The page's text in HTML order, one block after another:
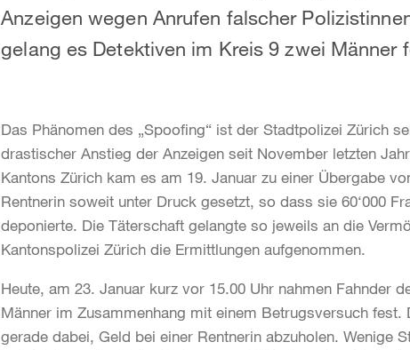
Anzeigen wegen Anrufen falscher
gelang es Detektiven im Kreis 9 zwei Männer
Das Phänomen des „Spoofing“ ist der Stadtpolizei Zürich
drastischer Anstieg der Anzeigen seit November letzten
Kantons Zürich kam es am 19. Januar zu einer Übergabe
Rentnerin soweit unter Druck gesetzt, so dass sie 60‘000
deponierte. Die Täterschaft gelangte so jeweils an die
Kantonspolizei Zürich die Ermittlungen aufgenommen.
Heute, am 23. Januar kurz vor 15.00 Uhr nahmen Fahnder
Männer im Zusammenhang mit einem Betrugsversuch
gerade dabei, Geld bei einer Rentnerin abzuholen. Wenige